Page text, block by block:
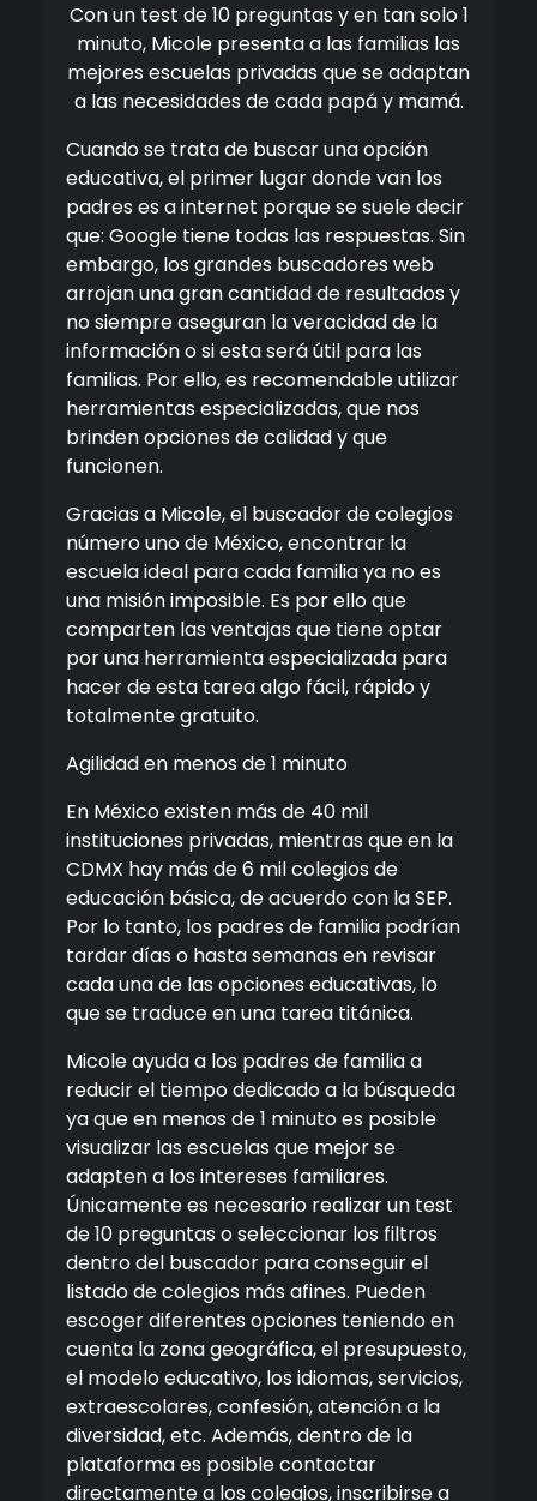
Con un test de 10 preguntas y en tan solo 1
minuto, Micole presenta a las familias las
mejores escuelas privadas que se adaptan
a las necesidades de cada papá y mamá.
Cuando se trata de buscar una opción
educativa, el primer lugar donde van los
padres es a internet porque se suele decir
que: Google tiene todas las respuestas. Sin
embargo, los grandes buscadores web
arrojan una gran cantidad de resultados y
no siempre aseguran la veracidad de la
información o si esta será útil para las
familias. Por ello, es recomendable utilizar
herramientas especializadas, que nos
brinden opciones de calidad y que
funcionen.
Gracias a Micole, el buscador de colegios
número uno de México, encontrar la
escuela ideal para cada familia ya no es
una misión imposible. Es por ello que
comparten las ventajas que tiene optar
por una herramienta especializada para
hacer de esta tarea algo fácil, rápido y
totalmente gratuito.
Agilidad en menos de 1 minuto
En México existen más de 40 mil
instituciones privadas, mientras que en la
CDMX hay más de 6 mil colegios de
educación básica, de acuerdo con la SEP.
Por lo tanto, los padres de familia podrían
tardar días o hasta semanas en revisar
cada una de las opciones educativas, lo
que se traduce en una tarea titánica.
Micole ayuda a los padres de familia a
reducir el tiempo dedicado a la búsqueda
ya que en menos de 1 minuto es posible
visualizar las escuelas que mejor se
adapten a los intereses familiares.
Únicamente es necesario realizar un test
de 10 preguntas o seleccionar los filtros
dentro del buscador para conseguir el
listado de colegios más afines. Pueden
escoger diferentes opciones teniendo en
cuenta la zona geográfica, el presupuesto,
el modelo educativo, los idiomas, servicios,
extraescolares, confesión, atención a la
diversidad, etc. Además, dentro de la
plataforma es posible contactar
directamente a los colegios, inscribirse a